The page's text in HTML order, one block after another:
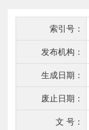
索引号：
发布机构：
生成日期：
废止日期：
文 号：